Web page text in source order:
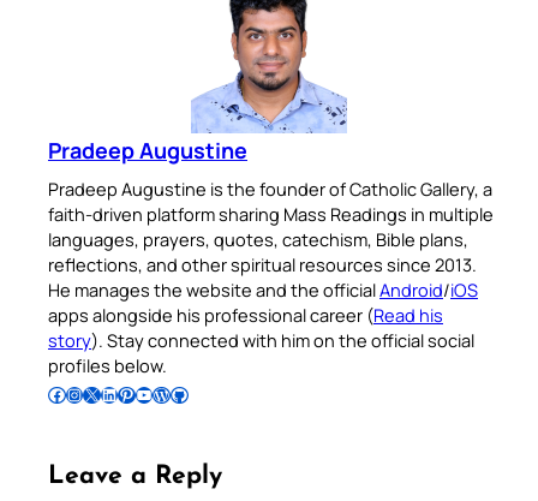
Pradeep Augustine
Pradeep Augustine is the founder of Catholic Gallery, a
faith-driven platform sharing Mass Readings in multiple
languages, prayers, quotes, catechism, Bible plans,
reflections, and other spiritual resources since 2013.
He manages the website and the officialAndroid/iOS
apps alongside his professional career (Read his
story). Stay connected with him on the official social
profiles below.
Follow Pradeep on Facebook Follow Pradeep on InstagramFollow Pradeep on X Follow Pradeep on LinkedIn Follow Pradeep on Pinterest Subscribe to Pradeep’s Youtube Channel Follow Pradeep on WordPress Follow Pradeep on GitHub
Leave a Reply